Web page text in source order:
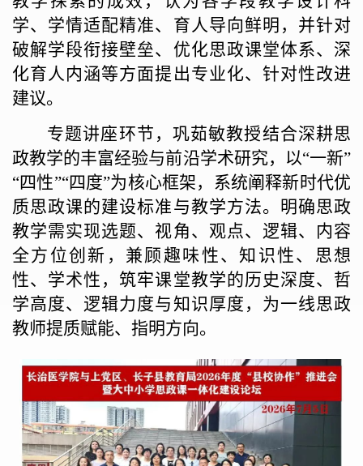
学、学情适配精准、育人导向鲜明，并针对
破解学段衔接壁垒、优化思政课堂体系、深
化育人内涵等方面提出专业化、针对性改进
建议。
专题讲座环节，巩茹敏教授结合深耕思
政教学的丰富经验与前沿学术研究，以“一新”
“四性”“四度”为核心框架，系统阐释新时代优
质思政课的建设标准与教学方法。明确思政
教学需实现选题、视角、观点、逻辑、内容
全方位创新，兼顾趣味性、知识性、思想
性、学术性，筑牢课堂教学的历史深度、哲
学高度、逻辑力度与知识厚度，为一线思政
教师提质赋能、指明方向。